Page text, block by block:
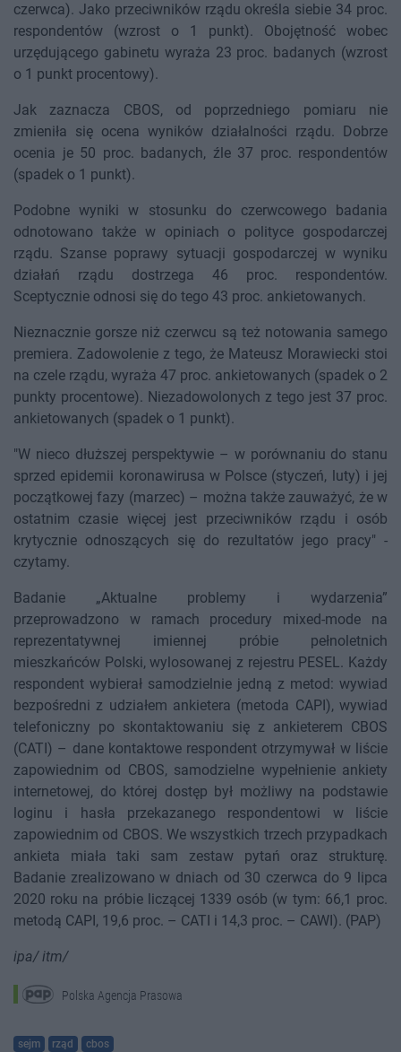
czerwca). Jako przeciwników rządu określa siebie 34 proc.
respondentów (wzrost o 1 punkt). Obojętność wobec
urzędującego gabinetu wyraża 23 proc. badanych (wzrost
o 1 punkt procentowy).
Jak zaznacza CBOS, od poprzedniego pomiaru nie
zmieniła się ocena wyników działalności rządu. Dobrze
ocenia je 50 proc. badanych, źle 37 proc. respondentów
(spadek o 1 punkt).
Podobne wyniki w stosunku do czerwcowego badania
odnotowano także w opiniach o polityce gospodarczej
rządu. Szanse poprawy sytuacji gospodarczej w wyniku
działań rządu dostrzega 46 proc. respondentów.
Sceptycznie odnosi się do tego 43 proc. ankietowanych.
Nieznacznie gorsze niż czerwcu są też notowania samego
premiera. Zadowolenie z tego, że Mateusz Morawiecki stoi
na czele rządu, wyraża 47 proc. ankietowanych (spadek o 2
punkty procentowe). Niezadowolonych z tego jest 37 proc.
ankietowanych (spadek o 1 punkt).
"W nieco dłuższej perspektywie – w porównaniu do stanu
sprzed epidemii koronawirusa w Polsce (styczeń, luty) i jej
początkowej fazy (marzec) – można także zauważyć, że w
ostatnim czasie więcej jest przeciwników rządu i osób
krytycznie odnoszących się do rezultatów jego pracy" -
czytamy.
Badanie „Aktualne problemy i wydarzenia”
przeprowadzono w ramach procedury mixed-mode na
reprezentatywnej imiennej próbie pełnoletnich
mieszkańców Polski, wylosowanej z rejestru PESEL. Każdy
respondent wybierał samodzielnie jedną z metod: wywiad
bezpośredni z udziałem ankietera (metoda CAPI), wywiad
telefoniczny po skontaktowaniu się z ankieterem CBOS
(CATI) – dane kontaktowe respondent otrzymywał w liście
zapowiednim od CBOS, samodzielne wypełnienie ankiety
internetowej, do której dostęp był możliwy na podstawie
loginu i hasła przekazanego respondentowi w liście
zapowiednim od CBOS. We wszystkich trzech przypadkach
ankieta miała taki sam zestaw pytań oraz strukturę.
Badanie zrealizowano w dniach od 30 czerwca do 9 lipca
2020 roku na próbie liczącej 1339 osób (w tym: 66,1 proc.
metodą CAPI, 19,6 proc. – CATI i 14,3 proc. – CAWI). (PAP)
ipa/ itm/
Polska Agencja Prasowa
sejm rząd cbos